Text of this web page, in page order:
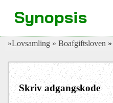
»Lovsamling » Boafgiftsloven
Skriv adgangskode
Synopsis